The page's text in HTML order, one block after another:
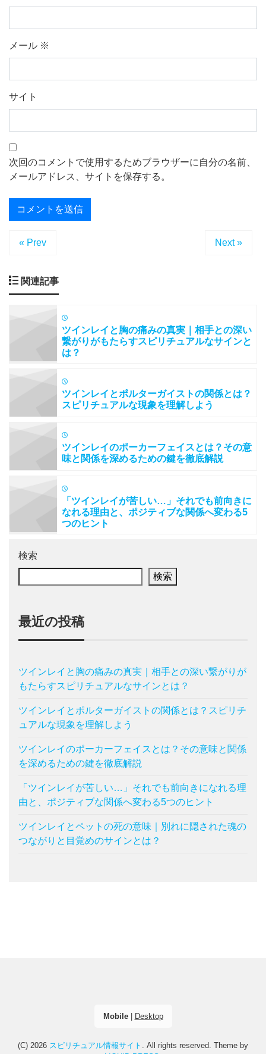
メール ※
サイト
次回のコメントで使用するためブラウザーに自分の名前、
メールアドレス、サイトを保存する。
« Prev Next »
関連記事
ツインレイと胸の痛みの真実｜相手との深い
繋がりがもたらすスピリチュアルなサインと
は？
ツインレイとポルターガイストの関係とは？
スピリチュアルな現象を理解しよう
ツインレイのポーカーフェイスとは？その意
味と関係を深めるための鍵を徹底解説
「ツインレイが苦しい…」それでも前向きに
なれる理由と、ポジティブな関係へ変わる5
つのヒント
検索
検索
最近の投稿
ツインレイと胸の痛みの真実｜相手との深い繋がりが
もたらすスピリチュアルなサインとは？
ツインレイとポルターガイストの関係とは？スピリチ
ュアルな現象を理解しよう
ツインレイのポーカーフェイスとは？その意味と関係
を深めるための鍵を徹底解説
「ツインレイが苦しい…」それでも前向きになれる理
由と、ポジティブな関係へ変わる5つのヒント
ツインレイとペットの死の意味｜別れに隠された魂の
つながりと目覚めのサインとは？
Mobile| Desktop
(C) 2026 スピリチュアル情報サイト . All rights reserved. Theme by